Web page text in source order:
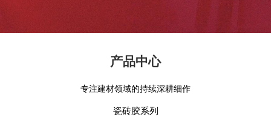
产品中心
专注建材领域的持续深耕细作
瓷砖胶系列